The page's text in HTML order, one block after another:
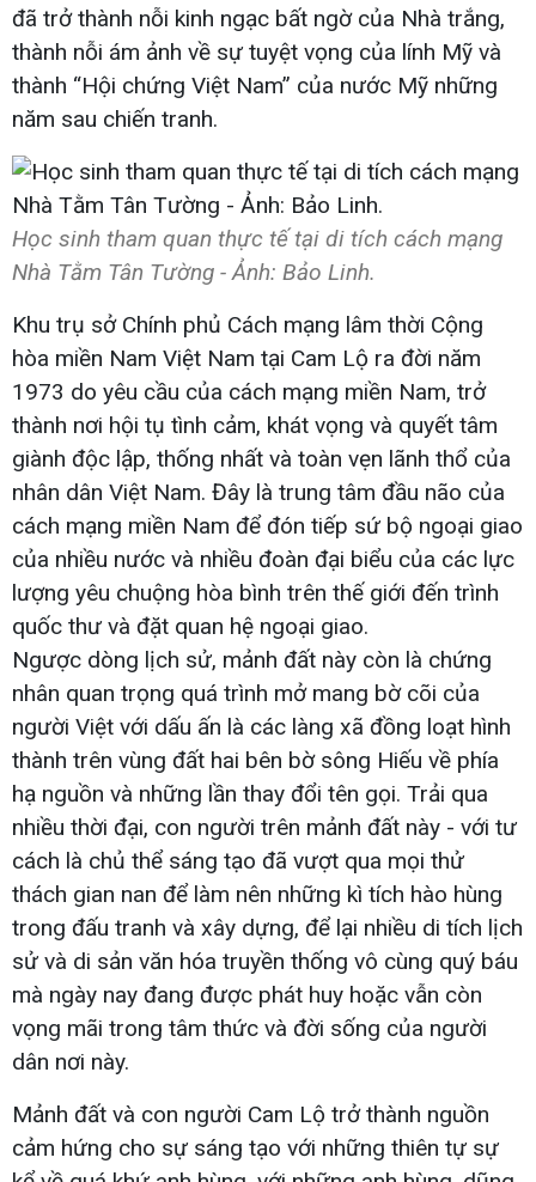
đã trở thành nỗi kinh ngạc bất ngờ của Nhà trắng,
thành nỗi ám ảnh về sự tuyệt vọng của lính Mỹ và
thành “Hội chứng Việt Nam” của nước Mỹ những
năm sau chiến tranh.
Học sinh tham quan thực tế tại di tích cách mạng
Nhà Tằm Tân Tường - Ảnh: Bảo Linh.
Khu trụ sở Chính phủ Cách mạng lâm thời Cộng
hòa miền Nam Việt Nam tại Cam Lộ ra đời năm
1973 do yêu cầu của cách mạng miền Nam, trở
thành nơi hội tụ tình cảm, khát vọng và quyết tâm
giành độc lập, thống nhất và toàn vẹn lãnh thổ của
nhân dân Việt Nam. Đây là trung tâm đầu não của
cách mạng miền Nam để đón tiếp sứ bộ ngoại giao
của nhiều nước và nhiều đoàn đại biểu của các lực
lượng yêu chuộng hòa bình trên thế giới đến trình
quốc thư và đặt quan hệ ngoại giao.
Ngược dòng lịch sử, mảnh đất này còn là chứng
nhân quan trọng quá trình mở mang bờ cõi của
người Việt với dấu ấn là các làng xã đồng loạt hình
thành trên vùng đất hai bên bờ sông Hiếu về phía
hạ nguồn và những lần thay đổi tên gọi. Trải qua
nhiều thời đại, con người trên mảnh đất này - với tư
cách là chủ thể sáng tạo đã vượt qua mọi thử
thách gian nan để làm nên những kì tích hào hùng
trong đấu tranh và xây dựng, để lại nhiều di tích lịch
sử và di sản văn hóa truyền thống vô cùng quý báu
mà ngày nay đang được phát huy hoặc vẫn còn
vọng mãi trong tâm thức và đời sống của người
dân nơi này.
Mảnh đất và con người Cam Lộ trở thành nguồn
cảm hứng cho sự sáng tạo với những thiên tự sự